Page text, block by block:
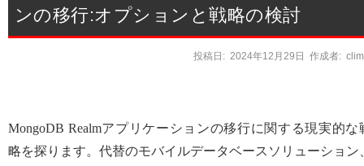
ンの移行:オプションと戦略の検討
投稿日: 2024年12月29日 作成者:
MongoDB Realmアプリケーションの移行に関する現実的な
略を探ります。代替のモバイルデータベースソリューション